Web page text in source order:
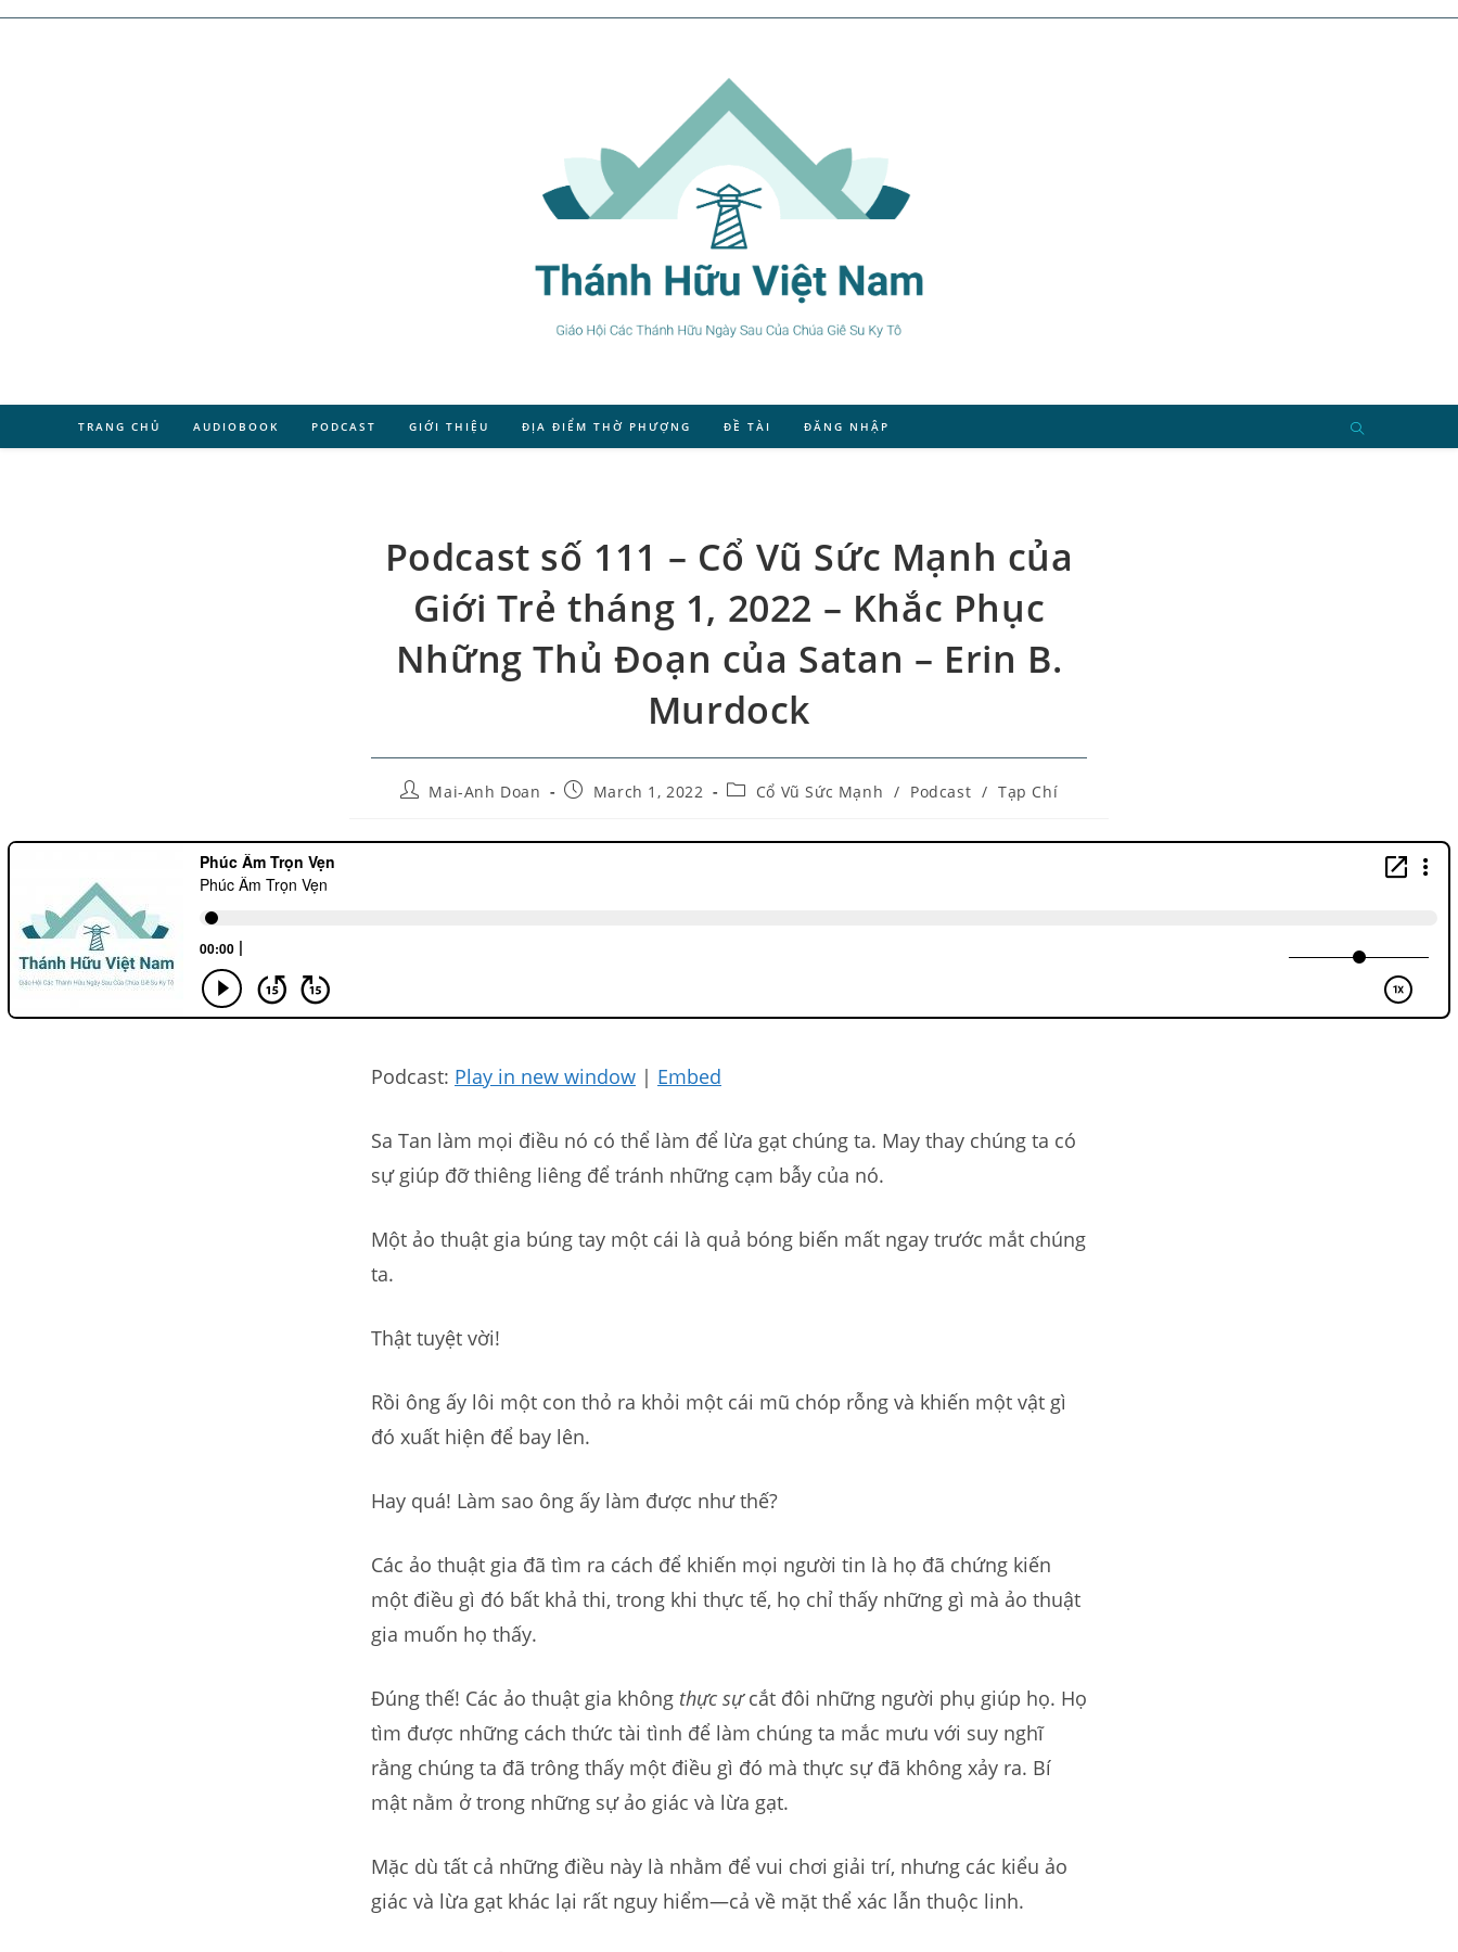
TRANG CHỦ AUDIOBOOK PODCAST GIỚI THIỆU ĐỊA ĐIỂM THỜ PHƯỢNG ĐỀ TÀI ĐĂNG NHẬP
Podcast số 111 – Cổ Vũ Sức Mạnh của
Giới Trẻ tháng 1, 2022 – Khắc Phục
Những Thủ Đoạn của Satan – Erin B.
Murdock
Mai-Anh Doan March 1, 2022 Cổ Vũ Sức Mạnh / Podcast / Tạp Chí
Podcast: Play in new window | Embed
Sa Tan làm mọi điều nó có thể làm để lừa gạt chúng ta. May thay chúng ta có
sự giúp đỡ thiêng liêng để tránh những cạm bẫy của nó.
Một ảo thuật gia búng tay một cái là quả bóng biến mất ngay trước mắt chúng
ta.
Thật tuyệt vời!
Rồi ông ấy lôi một con thỏ ra khỏi một cái mũ chóp rỗng và khiến một vật gì
đó xuất hiện để bay lên.
Hay quá! Làm sao ông ấy làm được như thế?
Các ảo thuật gia đã tìm ra cách để khiến mọi người tin là họ đã chứng kiến
một điều gì đó bất khả thi, trong khi thực tế, họ chỉ thấy những gì mà ảo thuật
gia muốn họ thấy.
Đúng thế! Các ảo thuật gia không thực sựcắt đôi những người phụ giúp họ. Họ
tìm được những cách thức tài tình để làm chúng ta mắc mưu với suy nghĩ
rằng chúng ta đã trông thấy một điều gì đó mà thực sự đã không xảy ra. Bí
mật nằm ở trong những sự ảo giác và lừa gạt.
Mặc dù tất cả những điều này là nhằm để vui chơi giải trí, nhưng các kiểu ảo
giác và lừa gạt khác lại rất nguy hiểm—cả về mặt thể xác lẫn thuộc linh.